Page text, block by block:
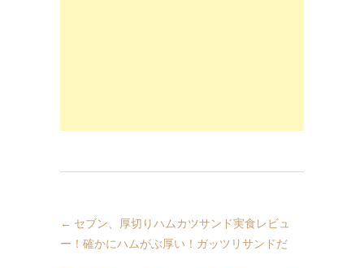
← セブン、厚切りハムカツサンド実食レビュ
ー！確かにハムがぶ厚い！ガッツリサンドだ